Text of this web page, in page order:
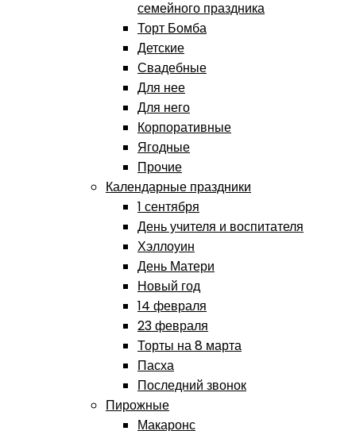
семейного праздника
Торт Бомба
Детские
Свадебные
Для нее
Для него
Корпоративные
Ягодные
Прочие
Календарные праздники
1 сентября
День учителя и воспитателя
Хэллоуин
День Матери
Новый год
14 февраля
23 февраля
Торты на 8 марта
Пасха
Последний звонок
Пирожные
Макаронс